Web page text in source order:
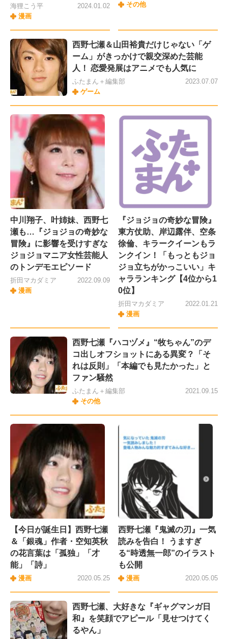
海狸こう平
漫画
2024.01.02
その他
西野七瀬＆山田裕貴だけじゃない「ゲ
ーム」がきっかけで親交深めた芸能
人！ 恋愛発展はアニメでも人気に
ふたまん＋編集部
ゲーム
2023.07.07
中川翔子、叶姉妹、西野七
瀬も…『ジョジョの奇妙な
冒険』に影響を受けすぎな
ジョジョマニア女性芸能人
のトンデモエピソード
折田マカダミア
漫画
2022.09.09
『ジョジョの奇妙な冒険』
東方仗助、岸辺露伴、空条
徐倫、キラークイーンもラ
ンクイン！「もっともジョ
ジョ立ちがかっこいい」キ
ャラランキング【4位から1
0位】
折田マカダミア
漫画
2022.01.21
西野七瀬『ハコヅメ』“牧ちゃん”のデ
コ出しオフショットにある異変？「そ
れは反則」「本編でも見たかった」と
ファン騒然
ふたまん＋編集部
その他
2021.09.15
【今日が誕生日】西野七瀬
＆「銀魂」作者・空知英秋
の花言葉は「孤独」「才
能」「詩」
漫画 2020.05.25
西野七瀬『鬼滅の刃』一気
読みを告白！ うますぎ
る“時透無一郎”のイラスト
も公開
漫画 2020.05.05
西野七瀬、大好きな『ギャグマンガ日
和』を笑顔でアピール「見せつけてく
るやん」